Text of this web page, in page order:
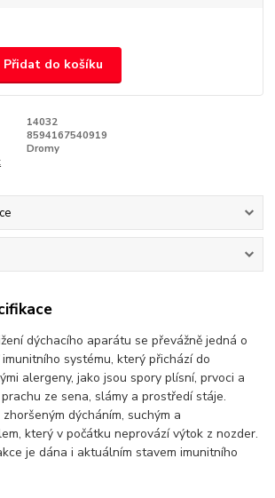
Přidat do košíku
14032
8594167540919
Dromy
dýchacího aparátu se převážně jedná o
systému, který přichází do
alergeny, jako jsou spory plísní, prvoci a
ze sena, slámy a prostředí stáje.
dýcháním, suchým a
který v počátku neprovází výtok z nozder.
je dána i aktuálním stavem imunitního